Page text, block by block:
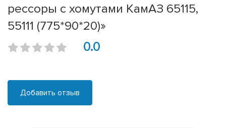
рессоры с хомутами КамАЗ 65115,
55111 (775*90*20)»
0.0
Добавить отзыв